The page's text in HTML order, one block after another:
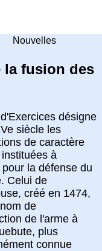
Nouvelles
la fusion des
désigne
siècle les
de caractère
à
la défense du
Celui de
créé en 1474,
de
de l'arme à
plus
connue